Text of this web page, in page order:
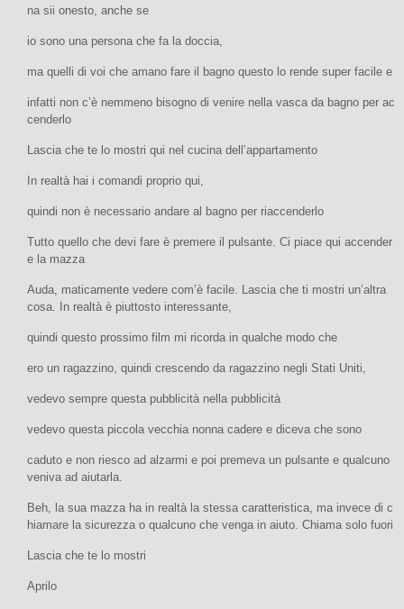
na sii onesto, anche se
io sono una persona che fa la doccia,
ma quelli di voi che amano fare il bagno questo lo rende super facile e
infatti non c’è nemmeno bisogno di venire nella vasca da bagno per ac
cenderlo
Lascia che te lo mostri qui nel cucina dell’appartamento
In realtà hai i comandi proprio qui,
quindi non è necessario andare al bagno per riaccenderlo
Tutto quello che devi fare è premere il pulsante. Ci piace qui accender
e la mazza
Auda, maticamente vedere com’è facile. Lascia che ti mostri un’altra
cosa. In realtà è piuttosto interessante,
quindi questo prossimo film mi ricorda in qualche modo che
ero un ragazzino, quindi crescendo da ragazzino negli Stati Uniti,
vedevo sempre questa pubblicità nella pubblicità
vedevo questa piccola vecchia nonna cadere e diceva che sono
caduto e non riesco ad alzarmi e poi premeva un pulsante e qualcuno
veniva ad aiutarla.
Beh, la sua mazza ha in realtà la stessa caratteristica, ma invece di c
hiamare la sicurezza o qualcuno che venga in aiuto. Chiama solo fuori
Lascia che te lo mostri
Aprilo